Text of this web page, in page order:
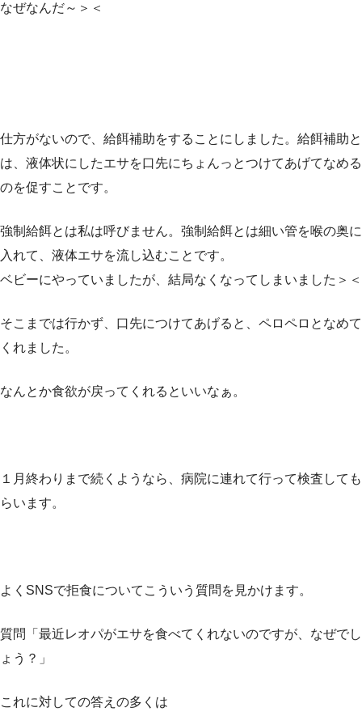
なぜなんだ～＞＜
仕方がないので、給餌補助をすることにしました。給餌補助と
は、液体状にしたエサを口先にちょんっとつけてあげてなめる
のを促すことです。
強制給餌とは私は呼びません。強制給餌とは細い管を喉の奥に
入れて、液体エサを流し込むことです。
ベビーにやっていましたが、結局なくなってしまいました＞＜
そこまでは行かず、口先につけてあげると、ペロペロとなめて
くれました。
なんとか食欲が戻ってくれるといいなぁ。
１月終わりまで続くようなら、病院に連れて行って検査しても
らいます。
よくSNSで拒食についてこういう質問を見かけます。
質問「最近レオパがエサを食べてくれないのですが、なぜでし
ょう？」
これに対しての答えの多くは